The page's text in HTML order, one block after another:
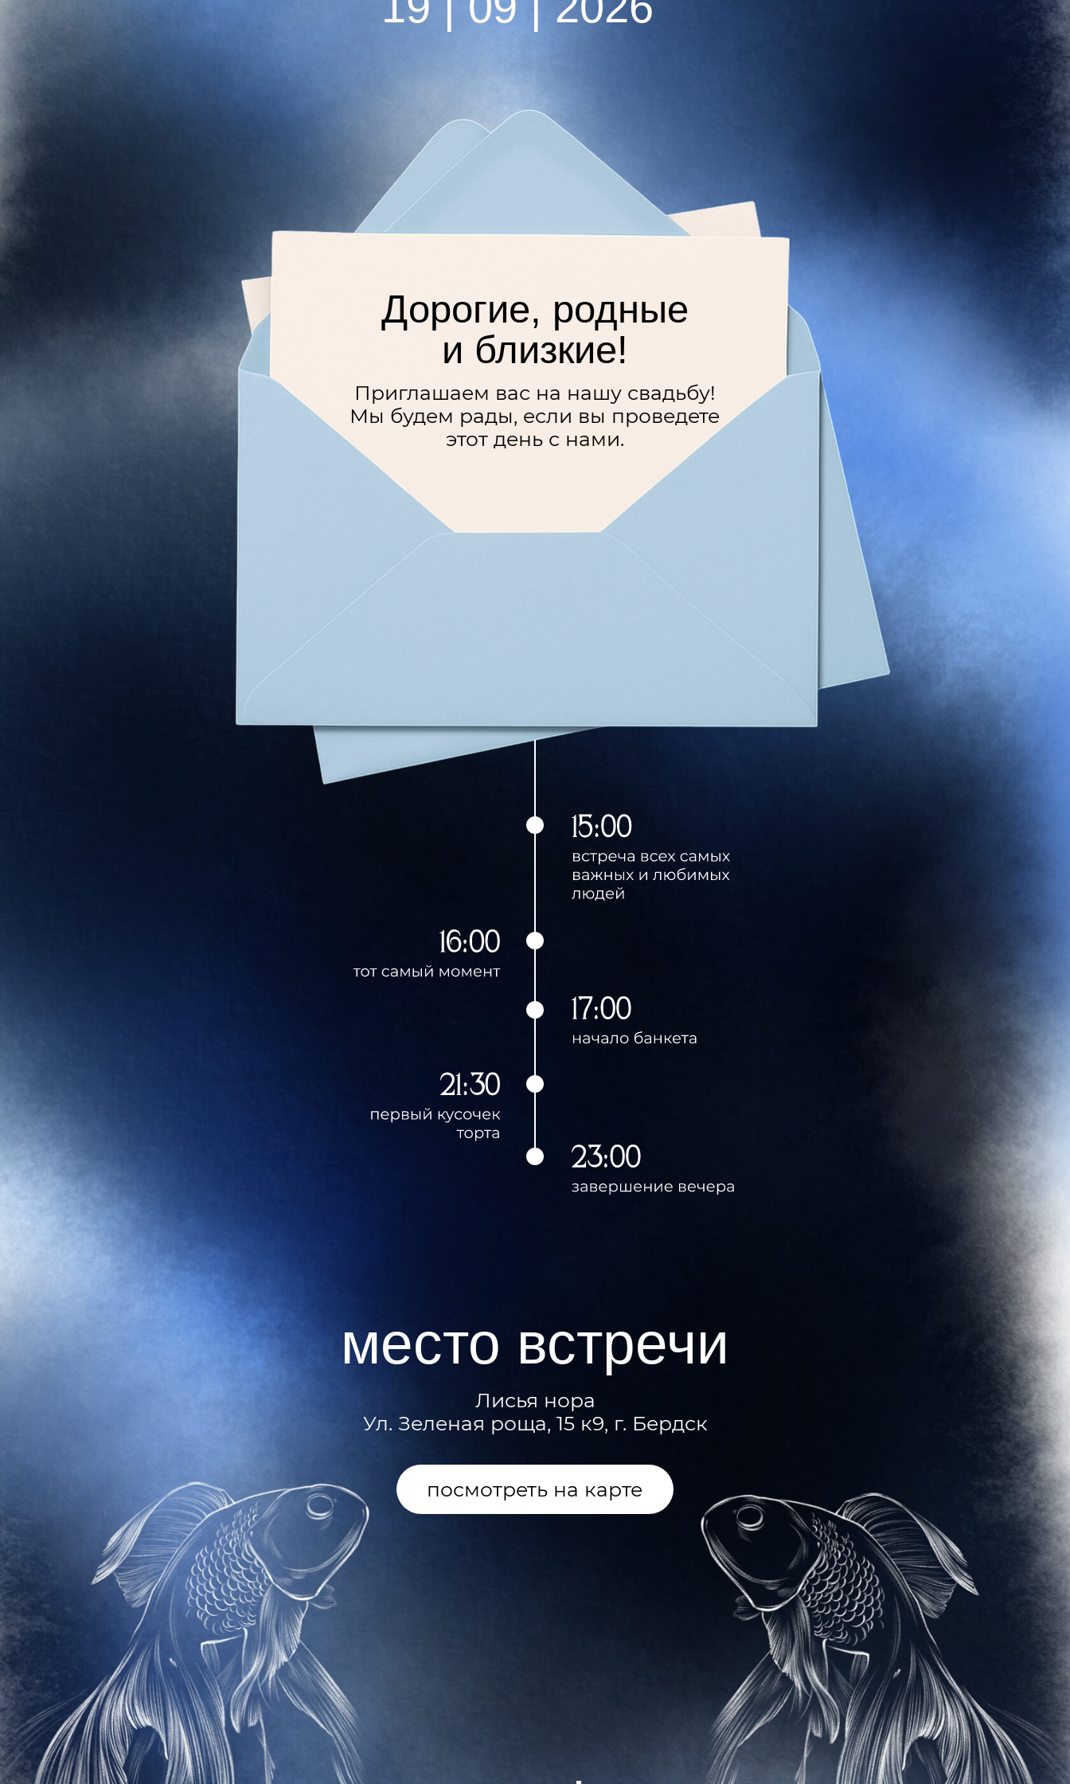
Дорогие, родные
и близкие!
Не волнуйтесь о том, как добраться на наш праздник
и вернуться домой после завершения вечера! В начале
и конце торжества вас будет ждать трансфер.
Всю подробную информацию мы сообщим позже в тг-
Если вам понадобится трансфер, не забудьте указать
в анкете удобное место отправления и прибытия.
место встречи
Лисья нора
Ул. Зеленая роща, 15 к9, г. Бердск
Приглашаем вас на нашу свадьбу!
трансфер